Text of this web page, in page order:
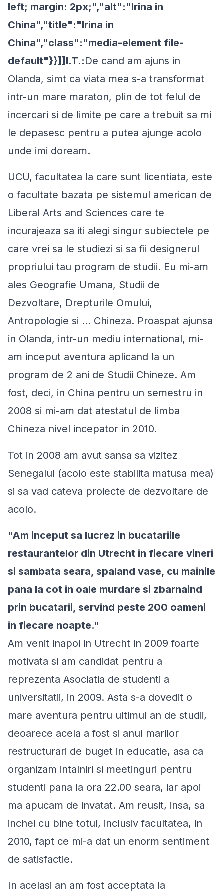
left; margin: 2px;","alt":"Irina in
China","title":"Irina in
China","class":"media-element file-
default"}}]]I.T.:De cand am ajuns in
Olanda, simt ca viata mea s-a transformat
intr-un mare maraton, plin de tot felul de
incercari si de limite pe care a trebuit sa mi
le depasesc pentru a putea ajunge acolo
unde imi doream.
UCU, facultatea la care sunt licentiata, este
o facultate bazata pe sistemul american de
Liberal Arts and Sciences care te
incurajeaza sa iti alegi singur subiectele pe
care vrei sa le studiezi si sa fii designerul
propriului tau program de studii. Eu mi-am
ales Geografie Umana, Studii de
Dezvoltare, Drepturile Omului,
Antropologie si … Chineza. Proaspat ajunsa
in Olanda, intr-un mediu international, mi-
am inceput aventura aplicand la un
program de 2 ani de Studii Chineze. Am
fost, deci, in China pentru un semestru in
2008 si mi-am dat atestatul de limba
Chineza nivel incepator in 2010.
Tot in 2008 am avut sansa sa vizitez
Senegalul (acolo este stabilita matusa mea)
si sa vad cateva proiecte de dezvoltare de
acolo.
"Am inceput sa lucrez in bucatariile
restaurantelor din Utrecht in fiecare vineri
si sambata seara, spaland vase, cu mainile
pana la cot in oale murdare si zbarnaind
prin bucatarii, servind peste 200 oameni
in fiecare noapte."
Am venit inapoi in Utrecht in 2009 foarte
motivata si am candidat pentru a
reprezenta Asociatia de studenti a
universitatii, in 2009. Asta s-a dovedit o
mare aventura pentru ultimul an de studii,
deoarece acela a fost si anul marilor
restructurari de buget in educatie, asa ca
organizam intalniri si meetinguri pentru
studenti pana la ora 22.00 seara, iar apoi
ma apucam de invatat. Am reusit, insa, sa
inchei cu bine totul, inclusiv facultatea, in
2010, fapt ce mi-a dat un enorm sentiment
de satisfactie.
In acelasi an am fost acceptata la